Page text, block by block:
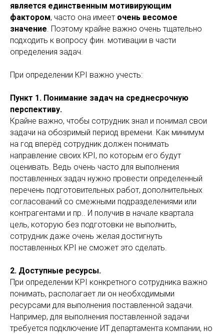
является единственным мотивирующим
фактором, часто она имеет очень весомое
значение . Поэтому крайне важно очень тщательно
подходить к вопросу фин. мотивации в части
определения задач.
При определении KPI важно учесть:
Пункт 1. Понимание задач на среднесрочную
перспективу.
Крайне важно, чтобы сотрудник знал и понимал свои
задачи на обозримый период времени. Как минимум
на год вперёд сотрудник должен понимать
направление своих КPI, по которым его будут
оценивать. Ведь очень часто для выполнения
поставленных задач нужно провести определенный
перечень подготовительных работ, дополнительных
согласований со смежными подразделениями или
контрагентами и пр.. И получив в начале квартала
цель, которую без подготовки не выполнить,
сотрудник даже очень желая достигнуть
поставленных KPI не сможет это сделать.
2. Доступные ресурсы.
При определении KPI конкретного сотрудника важно
понимать, располагает ли он необходимыми
ресурсами для выполнения поставленной задачи.
Например, для выполнения поставленной задачи
требуется подключение ИТ департамента компании, но